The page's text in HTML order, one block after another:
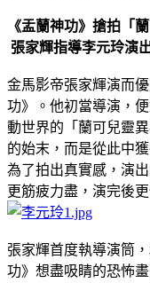
《盂蘭神功》搶拍「
張家輝指導李元玲演
金馬影帝張家輝演而
功》。他初當導演，
動世界的「蘭可兒靈
的始末，而是從此中
為了拍出真實感，演
更筋疲力盡，演完後
張家輝首度執導演筒
功》想盡吸睛的恐怖